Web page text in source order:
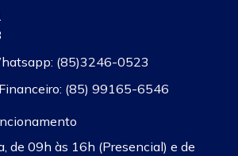
(85)3246-0523
(85) 99165-6546
de 09h às 16h (Presencial) e de